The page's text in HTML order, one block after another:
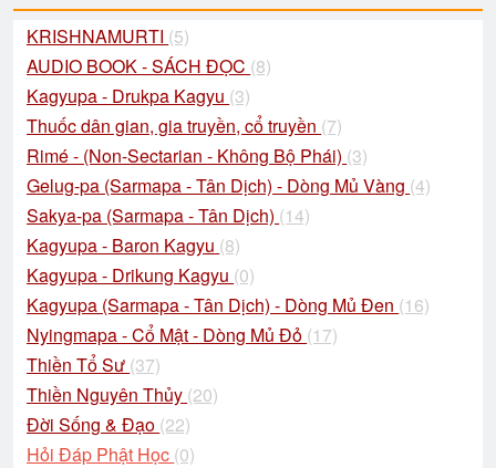
KRISHNAMURTI (5)
AUDIO BOOK - SÁCH ĐỌC (8)
Kagyupa - Drukpa Kagyu (3)
Thuốc dân gian, gia truyền, cổ truyền (7)
Rimé - (Non-Sectarian - Không Bộ Phái) (3)
Gelug-pa (Sarmapa - Tân Dịch) - Dòng Mủ Vàng (4)
Sakya-pa (Sarmapa - Tân Dịch) (14)
Kagyupa - Baron Kagyu (8)
Kagyupa - Drikung Kagyu (0)
Kagyupa (Sarmapa - Tân Dịch) - Dòng Mủ Đen (16)
Nyingmapa - Cổ Mật - Dòng Mủ Đỏ (17)
Thiền Tổ Sư (37)
Thiền Nguyên Thủy (20)
Đời Sống & Đạo (22)
Hỏi Đáp Phật Học (0)